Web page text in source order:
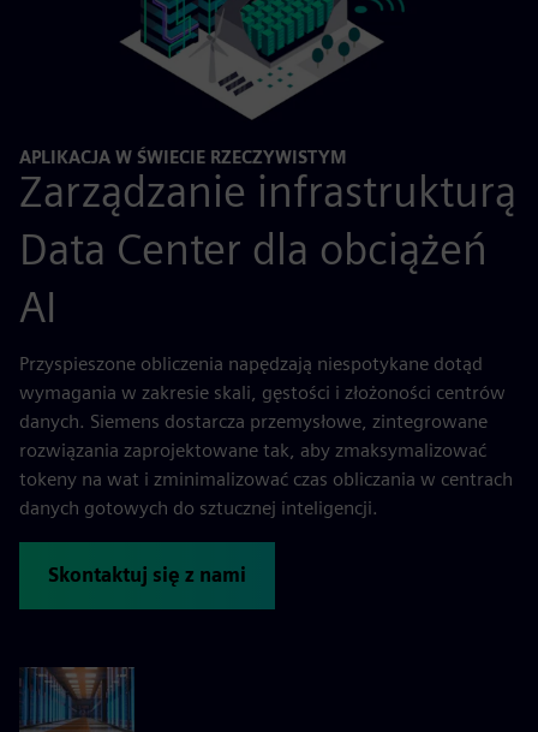
APLIKACJA W ŚWIECIE RZECZYWISTYM
Zarządzanie infrastrukturą
Data Center dla obciążeń
AI
Przyspieszone obliczenia napędzają niespotykane dotąd
wymagania w zakresie skali, gęstości i złożoności centrów
danych. Siemens dostarcza przemysłowe, zintegrowane
rozwiązania zaprojektowane tak, aby zmaksymalizować
tokeny na wat i zminimalizować czas obliczania w centrach
danych gotowych do sztucznej inteligencji.
Skontaktuj się z nami